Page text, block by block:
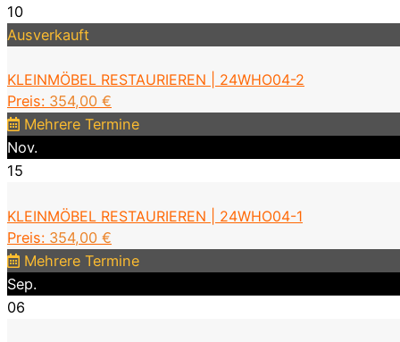
10
Ausverkauft
KLEINMÖBEL RESTAURIEREN | 24WHO04-2
Preis: 354,00 €
Mehrere Termine
Nov.
15
KLEINMÖBEL RESTAURIEREN | 24WHO04-1
Preis: 354,00 €
Mehrere Termine
Sep.
06